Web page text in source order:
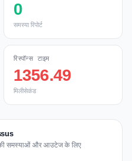
0
समस्या रिपोर्ट
रिस्पॉन्स टाइम
1356.49
मिलीसेकंड
की समस्याओं और आउटेज के लिए